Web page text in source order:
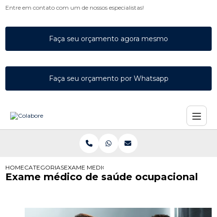
Entre em contato com um de nossos especialistas!
Faça seu orçamento agora mesmo
Faça seu orçamento por Whatsapp
HOMECATEGORIASEXAME MEDICO SAUDE OCUPACIONAL
Exame médico de saúde ocupacional